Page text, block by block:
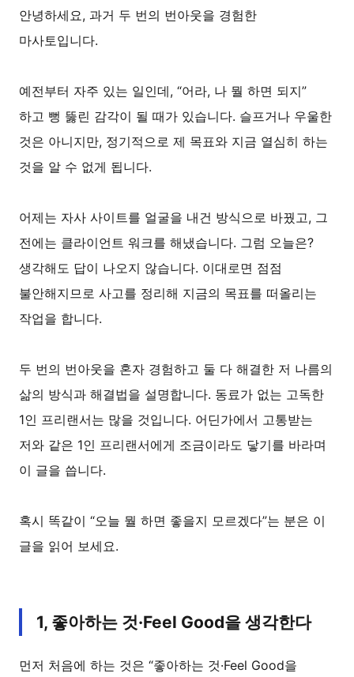
안녕하세요, 과거 두 번의 번아웃을 경험한
마사토입니다.
예전부터 자주 있는 일인데, “어라, 나 뭘 하면 되지”
하고 뻥 뚫린 감각이 될 때가 있습니다. 슬프거나 우울한
것은 아니지만, 정기적으로 제 목표와 지금 열심히 하는
것을 알 수 없게 됩니다.
어제는 자사 사이트를 얼굴을 내건 방식으로 바꿨고, 그
전에는 클라이언트 워크를 해냈습니다. 그럼 오늘은?
생각해도 답이 나오지 않습니다. 이대로면 점점
불안해지므로 사고를 정리해 지금의 목표를 떠올리는
작업을 합니다.
두 번의 번아웃을 혼자 경험하고 둘 다 해결한 저 나름의
삶의 방식과 해결법을 설명합니다. 동료가 없는 고독한
1인 프리랜서는 많을 것입니다. 어딘가에서 고통받는
저와 같은 1인 프리랜서에게 조금이라도 닿기를 바라며
이 글을 씁니다.
혹시 똑같이 “오늘 뭘 하면 좋을지 모르겠다”는 분은 이
글을 읽어 보세요.
1, 좋아하는 것·Feel Good을 생각한다
먼저 처음에 하는 것은 “좋아하는 것·Feel Good을